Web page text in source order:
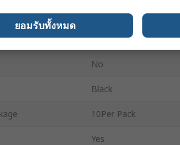
4mm
Vinyl Cloth
No
Black
10Per Pack
Yes
ยอมรับทั้งหมด